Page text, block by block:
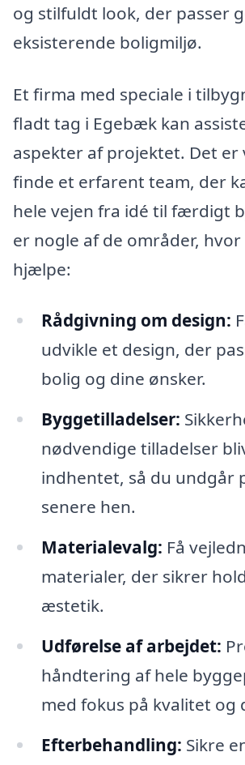
og stilfuldt look, der passer
eksisterende boligmiljø.
Et firma med speciale i
fladt tag i Egebæk kan
aspekter af projektet. Det
finde et erfarent team, der
hele vejen fra idé til færdigt
er nogle af de områder, hvor
hjælpe:
Rådgivning om design:
udvikle et design, der
bolig og dine ønsker.
Byggetilladelser:
nødvendige tilladelser
indhentet, så du undgår
senere hen.
Materialevalg: Få
materialer, der sikrer
æstetik.
Udførelse af arbejdet:
håndtering af hele
med fokus på kvalitet og
Efterbehandling: Sikre